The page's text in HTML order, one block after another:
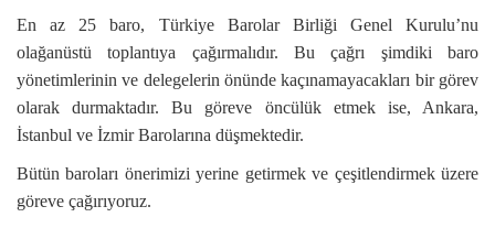
En az 25 baro, Türkiye Barolar Birliği Genel Kurulu’nu
olağanüstü toplantıya çağırmalıdır. Bu çağrı şimdiki baro
yönetimlerinin ve delegelerin önünde kaçınamayacakları bir görev
olarak durmaktadır. Bu göreve öncülük etmek ise, Ankara,
İstanbul ve İzmir Barolarına düşmektedir.
Bütün baroları önerimizi yerine getirmek ve çeşitlendirmek üzere
göreve çağırıyoruz.